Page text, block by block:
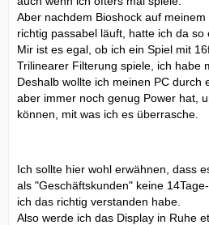
Aber nachdem Bioshock auf
richtig passabel läuft, hatte ich da so
Mir ist es egal, ob ich ein Spiel mit
Trilinearer Filterung spiele, ich habe
Deshalb wollte ich meinen PC durch
aber immer noch genug Power hat,
können, mit was ich es überrasche.
Ich sollte hier wohl erwähnen, dass
als "Geschäftskunden" keine
ich das richtig verstanden habe.
Also werde ich das Display in Ruhe